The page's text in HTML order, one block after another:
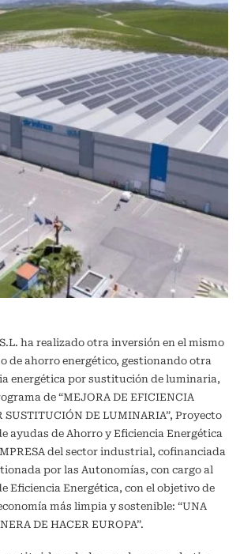
ha realizado otra inversión en el mismo
de ahorro energético, gestionando otra
energética por sustitución de luminaria,
de “MEJORA DE EFICIENCIA
SUSTITUCIÓN DE LUMINARIA”, Proyecto
ayudas de Ahorro y Eficiencia Energética
del sector industrial, cofinanciada
por las Autonomías, con cargo al
Eficiencia Energética, con el objetivo de
más limpia y sostenible: “UNA
DE HACER EUROPA”.